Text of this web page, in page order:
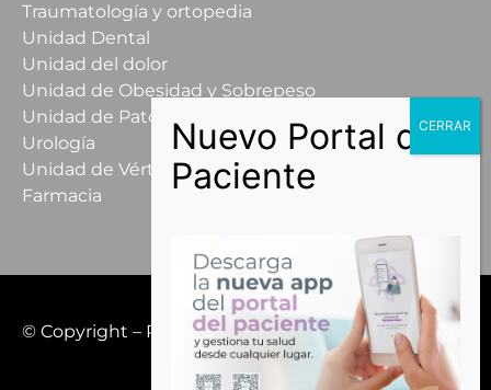
Traumatología y ortopedia
Unidad Dental
Unidad del dolor
Unidad de Obesidad y Sobrepeso
Unidad de Patología Mamaria
Urología
Unidad de Vértigo
Farmacia
© Copyright – Recoletas Salud López Cano Hospital
All rights reserved.